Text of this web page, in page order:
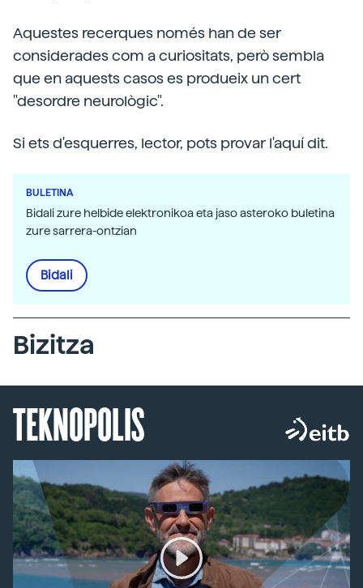
Aquestes recerques només han de ser
considerades com a curiositats, però sembla
que en aquests casos es produeix un cert
"desordre neurològic".
Si ets d'esquerres, lector, pots provar l'aquí dit.
BULETINA
Bidali zure helbide elektronikoa eta jaso asteroko buletina
zure sarrera-ontzian
Bidali
Bizitza
TEKNOPOLIS